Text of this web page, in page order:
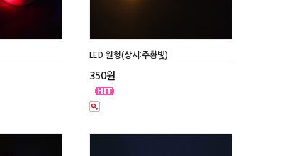
LED 원형(상시:주황빛)
350원